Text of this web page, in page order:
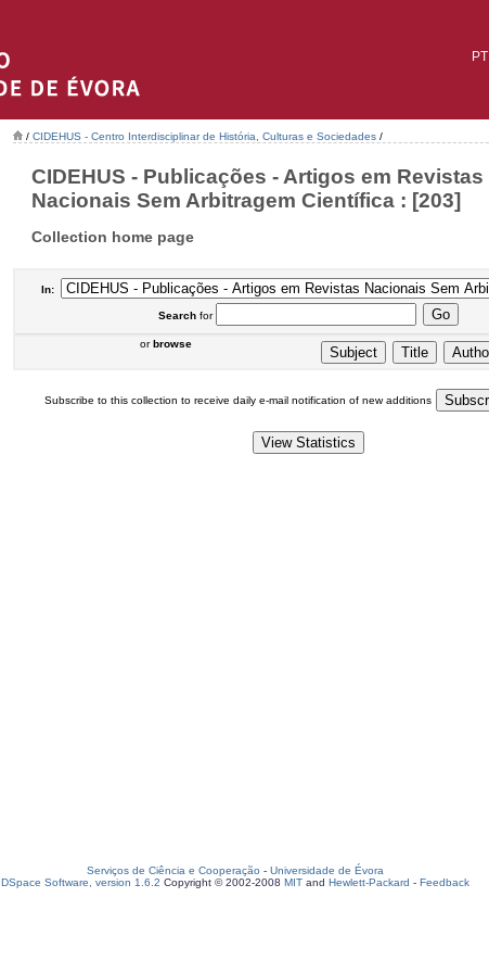
PT
/ CIDEHUS - Centro Interdisciplinar de História, Culturas e Sociedades /
CIDEHUS - Publicações - Artigos em Revistas
Nacionais Sem Arbitragem Científica : [203]
Collection home page
In:
Searchfor
orbrowse
Subscribe to this collection to receive daily e-mail notification of new additions
Serviços de Ciência e Cooperação - Universidade de Évora
DSpace Software, version 1.6.2 Copyright © 2002-2008 MIT and Hewlett-Packard - Feedback